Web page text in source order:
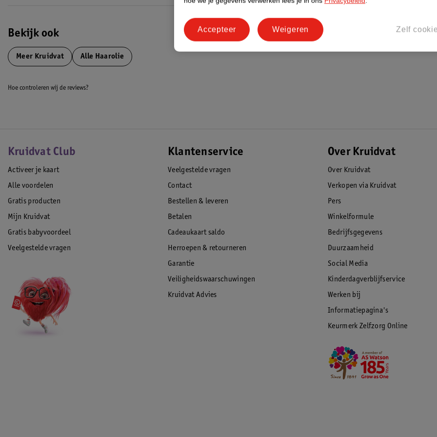
Bekijk ook
Meer Kruidvat Alle Haarolie
Hoe controleren wij de reviews?
Kruidvat Club
Activeer je kaart
Alle voordelen
Gratis producten
Mijn Kruidvat
Gratis babyvoordeel
Veelgestelde vragen
Klantenservice
Veelgestelde vragen
Contact
Bestellen & leveren
Betalen
Cadeaukaart saldo
Herroepen & retourneren
Garantie
Veiligheidswaarschuwingen
Kruidvat Advies
Over Kruidvat
Over Kruidvat
Verkopen via Kruidvat
Pers
Winkelformule
Bedrijfsgegevens
Duurzaamheid
Social Media
Kinderdagverblijfservice
Werken bij
Informatiepagina's
Keurmerk Zelfzorg Online
Zelf
Weigeren
Accepteer